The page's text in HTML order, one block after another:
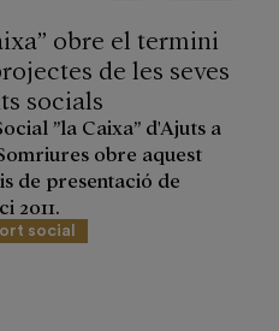
obre el termini
de les seves
socials
”la Caixa” d'Ajuts a
obre aquest
de presentació de
2011.
social